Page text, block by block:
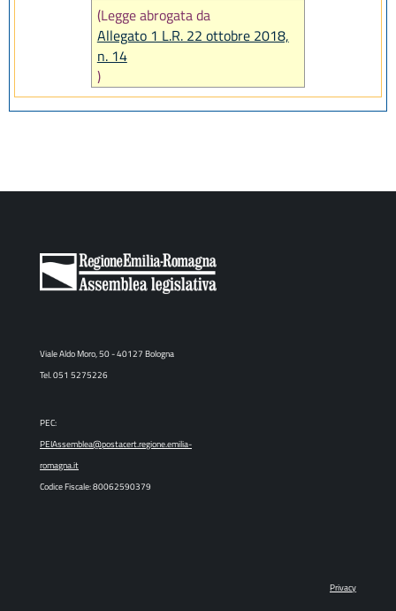
(Legge abrogata da
Allegato 1 L.R. 22 ottobre 2018,
n. 14
)
Viale Aldo Moro, 50 - 40127 Bologna
Tel. 051 5275226
PEC:
PEIAssemblea@postacert.regione.emilia-
romagna.it
Codice Fiscale: 80062590379
Privacy